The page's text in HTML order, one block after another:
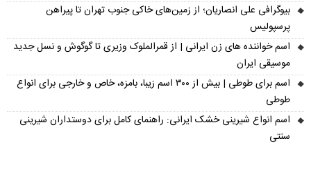
بیوگرافی علی انصاریان؛ از زمین‌های خاکی جنوب تهران تا پیراهن
پرسپولیس
اسم خواننده های زن ایرانی | از قمرالملوک وزیری تا گوگوش و نسل جدید
موسیقی ایران
اسم برای طوطی | بیش از ۳۰۰ اسم زیبا، بامزه، خاص و خارجی برای انواع
طوطی
اسم انواع شیرینی خشک ایرانی: راهنمای کامل برای دوستداران شیرینی
سنتی